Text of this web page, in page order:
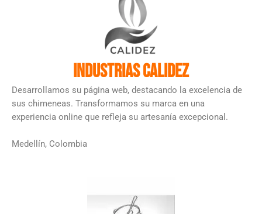
Industrias Calidez
Desarrollamos su página web, destacando la excelencia de
sus chimeneas. Transformamos su marca en una
experiencia online que refleja su artesanía excepcional.
Medellín, Colombia